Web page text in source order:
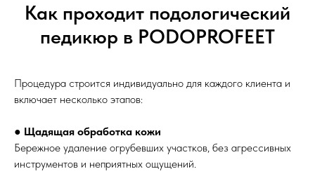
Как проходит подологический
педикюр в PODOPROFEET
Процедура строится индивидуально для каждого клиента и
включает несколько этапов:
● Щадящая обработка кожи
Бережное удаление огрубевших участков, без агрессивных
инструментов и неприятных ощущений.